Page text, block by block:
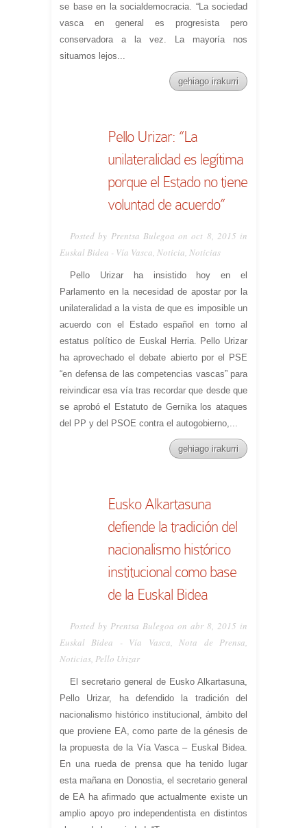
se base en la socialdemocracia. “La sociedad
vasca en general es progresista pero
conservadora a la vez. La mayoría nos
situamos lejos...
gehiago irakurri
Pello Urizar: “La
unilateralidad es legítima
porque el Estado no tiene
voluntad de acuerdo”
Posted by Prentsa Bulegoa on oct 8, 2015 in
Euskal Bidea - Vía Vasca Noticia Noticias
Pello Urizar ha insistido hoy en el
Parlamento en la necesidad de apostar por la
unilateralidad a la vista de que es imposible un
acuerdo con el Estado español en torno al
estatus político de Euskal Herria. Pello Urizar
ha aprovechado el debate abierto por el PSE
“en defensa de las competencias vascas” para
reivindicar esa vía tras recordar que desde que
se aprobó el Estatuto de Gernika los ataques
del PP y del PSOE contra el autogobierno,...
gehiago irakurri
Eusko Alkartasuna
defiende la tradición del
nacionalismo histórico
institucional como base
de la Euskal Bidea
Posted by Prentsa Bulegoa on abr 8, 2015 in
Euskal Bidea - Vía Vasca
Nota de Prensa
Noticias Pello Urizar
El secretario general de Eusko Alkartasuna,
Pello Urizar, ha defendido la tradición del
nacionalismo histórico institucional, ámbito del
que proviene EA, como parte de la génesis de
la propuesta de la Vía Vasca – Euskal Bidea.
En una rueda de prensa que ha tenido lugar
esta mañana en Donostia, el secretario general
de EA ha afirmado que actualmente existe un
amplio apoyo pro independentista en distintos